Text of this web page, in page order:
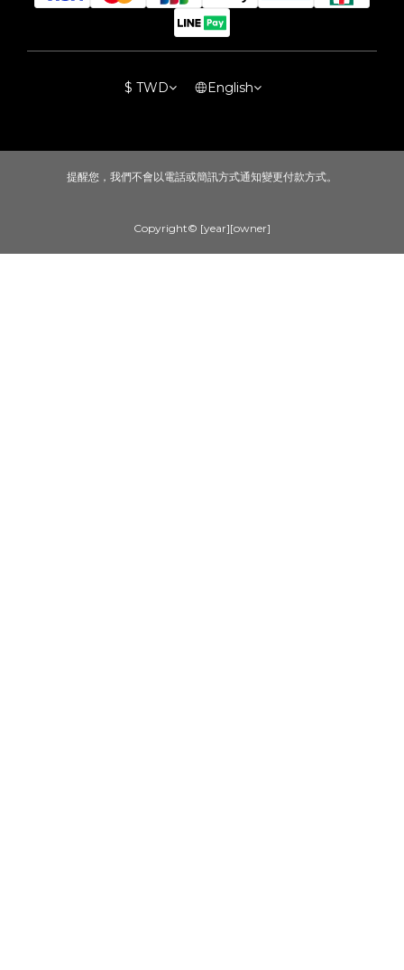
$ TWD English
提醒您，我們不會以電話或簡訊方式通知變更付款方式。
Copyright© [year][owner]